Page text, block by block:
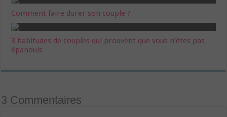
Comment faire durer son couple ?
3 habitudes de couples qui prouvent que vous n’êtes pas
épanouis
3 Commentaires